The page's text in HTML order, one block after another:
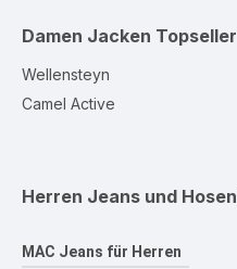
Damen Jacken Topseller
Wellensteyn
Camel Active
Herren Jeans und Hosen
MAC Jeans für Herren